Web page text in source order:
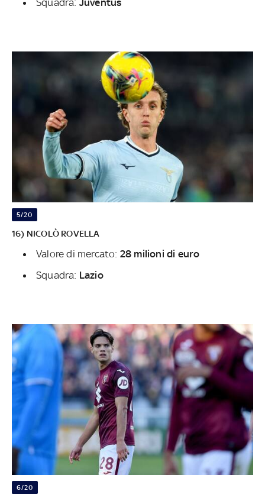
5/20
16) NICOLÒ ROVELLA
Valore di mercato: 28 milioni di euro
Squadra: Lazio
6/20